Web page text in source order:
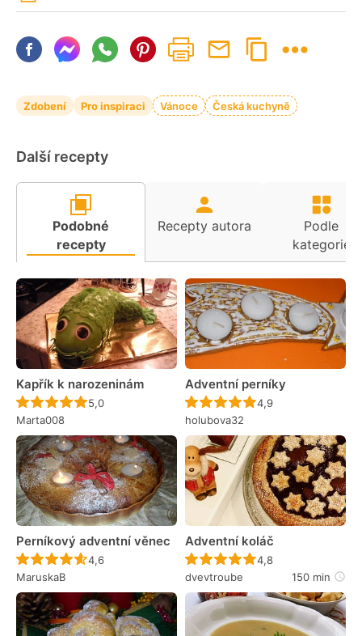
Zdobení Pro inspiraci Vánoce Česká kuchyně
Další recepty
Podobné
recepty
Recepty autora
Podle
kategorie
Kapřík k narozeninám
Recept ještě nebyl hodnocen
5,0
Marta008
Adventní perníky
Recept ještě nebyl
4,9
holubova32
Perníkový adventní věnec
Recept ještě nebyl hodnocen
4,6
MaruskaB
Adventní koláč
Recept ještě nebyl
4,8
dvevtroube
150 min